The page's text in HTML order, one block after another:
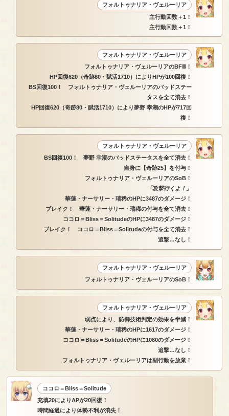
フォルトゥナリア・ヴェルーリア
主行動回数＋1！
主行動回数＋1！
フォルトゥナリア・ヴェルーリア
フォルトゥナリア・ヴェルーリアのBFⅢ！
HP回復620（奇跡80・賦活1710）によりHPが100回復！
BS回復100！ フォルトゥナリア・ヴェルーリアのバッドステー
タスを全て消去！
HP回復620（奇跡80・賦活1710）により夢野 幸潮のHPが717回
復！
フォルトゥナリア・ヴェルーリア
BS回復100！ 夢野 幸潮のバッドステータスを全て消去！
自身に【奇跡25】を付与！
フォルトゥナリア・ヴェルーリアのSoB！
「攻撃行くよ！」
華蓮・ナーサリー・瑞稀のHPに3487のダメージ！
ブレイク！ 華蓮・ナーサリー・瑞稀の付与を全て消去！
ココロ＝Bliss＝SolitudeのHPに3487のダメージ！
ブレイク！ ココロ＝Bliss＝Solitudeの付与を全て消去！
追撃…なし！
フォルトゥナリア・ヴェルーリア
フォルトゥナリア・ヴェルーリアのSoB！
フォルトゥナリア・ヴェルーリア
弱点により、防御技術判定の効果を半減！
華蓮・ナーサリー・瑞稀のHPに1617のダメージ！
ココロ＝Bliss＝SolitudeのHPに1080のダメージ！
追撃…なし！
フォルトゥナリア・ヴェルーリアは副行動を放棄！
ココロ＝Bliss＝Solitude
充填20によりAPが20回復！
時間経過により体勢不利が消失！